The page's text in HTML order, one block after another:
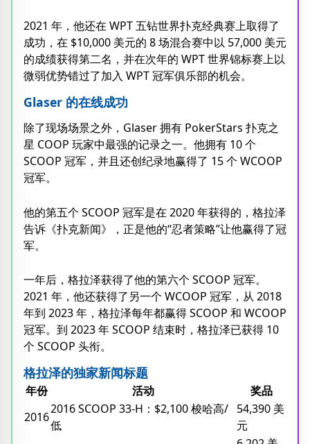
2021 年，他还在 WPT 五钻世界扑克经典赛上取得了
成功，在 $10,000 美元的 8 场混合赛中以 57,000 美元
的成绩获得第二名，并在次年的 WPT 世界锦标赛上以
微弱优势错过了加入 WPT 冠军俱乐部的机会。
Glaser 的在线成功
除了现场场景之外，Glaser 拥有 PokerStars 扑克之
星 COOP 玩家中最强的记录之一。他拥有 10 个
SCOOP 冠军，并且还创纪录地赢得了 15 个 WCOOP
冠军。
他的第五个 SCOOP 冠军是在 2020 年获得的，格拉泽
告诉《扑克新闻》，正是他的“忍者策略”让他赢得了冠
军。
一年后，格拉泽获得了他的第六个 SCOOP 冠军。
2021 年，他还获得了另一个 WCOOP 冠军，从 2018
年到 2023 年，格拉泽每年都赢得 SCOOP 和 WCOOP
冠军。到 2023 年 SCOOP 结束时，格拉泽已获得 10
个 SCOOP 头衔。
格拉泽的独家新闻标题
年份 活动
奖品
2016
2016 SCOOP 33-H：$2,100 梭哈高/
低
54,390 美
元